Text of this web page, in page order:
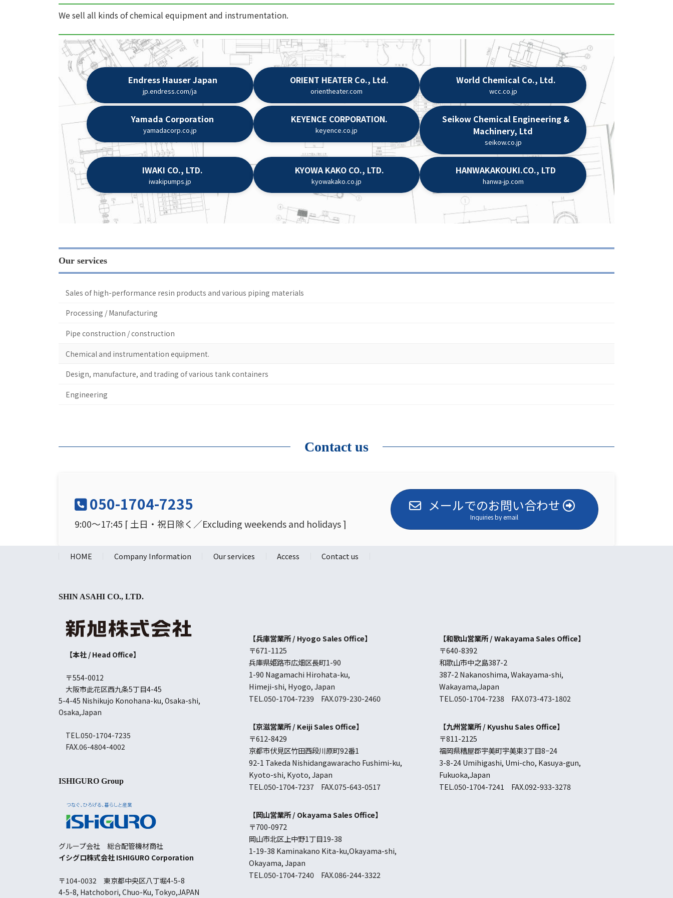
We sell all kinds of chemical equipment and instrumentation.
Endress Hauser Japan
jp.endress.com/ja
ORIENT HEATER Co., Ltd.
orientheater.com
World Chemical Co., Ltd.
wcc.co.jp
Yamada Corporation
yamadacorp.co.jp
KEYENCE CORPORATION.
keyence.co.jp
Seikow Chemical Engineering &
Machinery, Ltd
seikow.co.jp
IWAKI CO., LTD.
iwakipumps.jp
KYOWA KAKO CO., LTD.
kyowakako.co.jp
HANWAKAKOUKI.CO., LTD
hanwa-jp.com
Our services
Sales of high-performance resin products and various piping materials
Processing / Manufacturing
Pipe construction / construction
Chemical and instrumentation equipment.
Design, manufacture, and trading of various tank containers
Engineering
Contact us
050-1704-7235
9:00～17:45 [ 土日・祝日除く／Excluding weekends and holidays ]
メールでのお問い合わせ
Inquiries by email
HOME Company Information Our services Access Contact us
SHIN ASAHI CO., LTD.
【本社 / Head Office】
〒554-0012
大阪市此花区西九条5丁目4-45
5-4-45 Nishikujo Konohana-ku, Osaka-shi,
Osaka,Japan
TEL.050-1704-7235
FAX.06-4804-4002
ISHIGURO Group
グループ会社 総合配管機材商社
イシグロ株式会社 ISHIGURO Corporation
〒104-0032 東京都中央区八丁堀4-5-8
4-5-8, Hatchobori, Chuo-Ku, Tokyo,JAPAN
【兵庫営業所 / Hyogo Sales Office】
〒671-1125
兵庫県姫路市広畑区長町1-90
1-90 Nagamachi Hirohata-ku,
Himeji-shi, Hyogo, Japan
TEL.050-1704-7239 FAX.079-230-2460
【京滋営業所 / Keiji Sales Office】
〒612-8429
京都市伏見区竹田西段川原町92番1
92-1 Takeda Nishidangawaracho Fushimi-ku,
Kyoto-shi, Kyoto, Japan
TEL.050-1704-7237 FAX.075-643-0517
【岡山営業所 / Okayama Sales Office】
〒700-0972
岡山市北区上中野1丁目19-38
1-19-38 Kaminakano Kita-ku,Okayama-shi,
Okayama, Japan
TEL.050-1704-7240 FAX.086-244-3322
【和歌山営業所 / Wakayama Sales Office】
〒640-8392
和歌山市中之島387-2
387-2 Nakanoshima, Wakayama-shi,
Wakayama,Japan
TEL.050-1704-7238 FAX.073-473-1802
【九州営業所 / Kyushu Sales Office】
〒811-2125
福岡県糟屋郡宇美町宇美東3丁目8−24
3-8-24 Umihigashi, Umi-cho, Kasuya-gun,
Fukuoka,Japan
TEL.050-1704-7241 FAX.092-933-3278